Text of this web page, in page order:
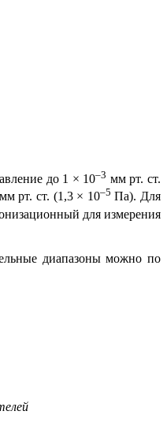
до 1 × 10–3 мм рт. ст.
мм рт. ст. (1,3 × 10–5 Па). Для
для измерения
диапазоны можно по